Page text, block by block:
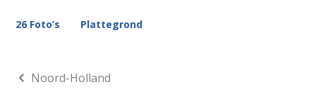
26 Foto’s Plattegrond
Noord-Holland